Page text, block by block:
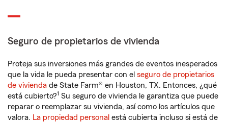
Seguro de propietarios de vivienda
Proteja sus inversiones más grandes de eventos inesperados
que la vida le pueda presentar con el seguro de propietarios
de vivienda de State Farm® en Houston, TX. Entonces, ¿qué
está cubierto?1 Su seguro de vivienda le garantiza que puede
reparar o reemplazar su vivienda, así como los artículos que
valora. La propiedad personal está cubierta incluso si está de